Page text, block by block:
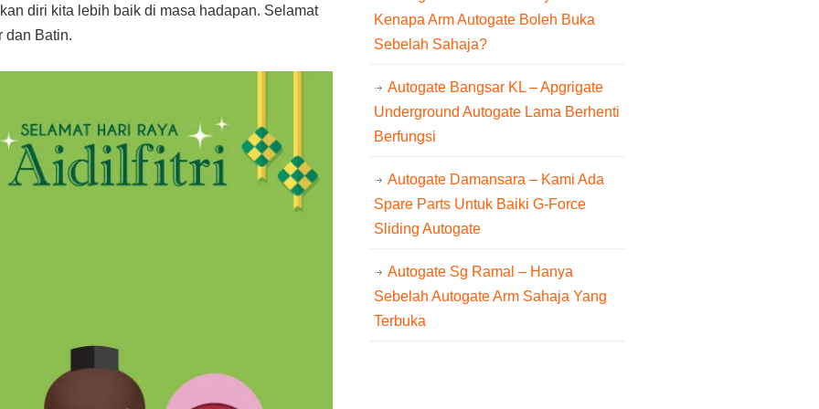
diri kita lebih baik di masa hadapan. Selamat
dan Batin.
Kenapa Arm Autogate Boleh Buka
Sebelah Sahaja?
Autogate Bangsar KL – Apgrigate
Underground Autogate Lama Berhenti
Berfungsi
Autogate Damansara – Kami Ada
Spare Parts Untuk Baiki G-Force
Sliding Autogate
Autogate Sg Ramal – Hanya
Sebelah Autogate Arm Sahaja Yang
Terbuka